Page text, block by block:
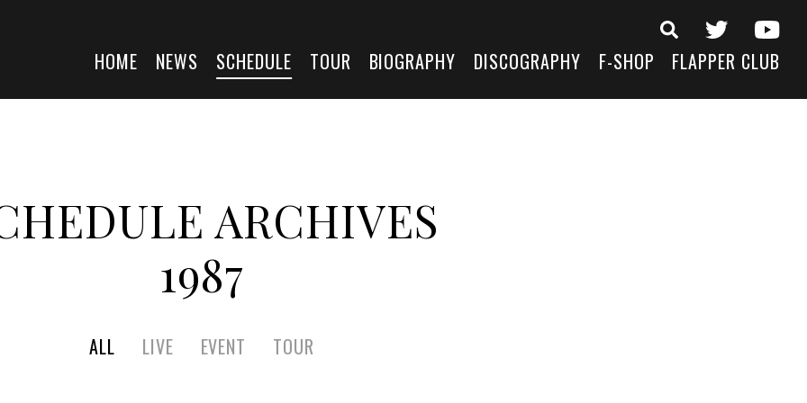
HOME NEWS SCHEDULE TOUR BIOGRAPHY DISCOGRAPHY F-SHOP FLAPPER CLUB
ARCHIVES
1987
ALL LIVE EVENT TOUR